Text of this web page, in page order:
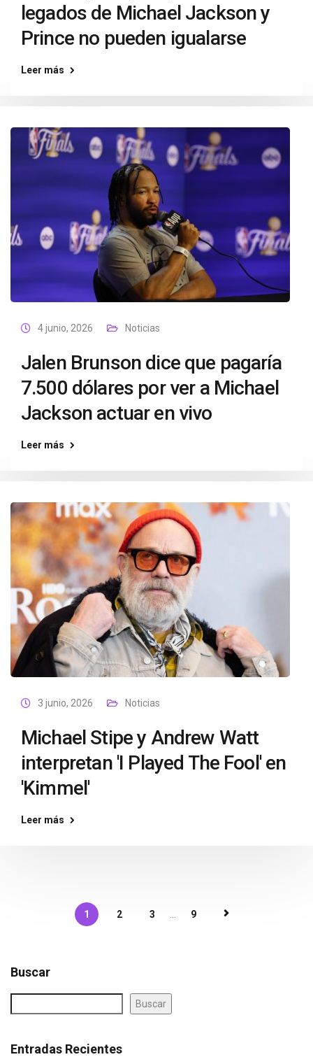
legados de Michael Jackson y
Prince no pueden igualarse
Leer más
4 junio, 2026 Noticias
Jalen Brunson dice que pagaría
7.500 dólares por ver a Michael
Jackson actuar en vivo
Leer más
3 junio, 2026 Noticias
Michael Stipe y Andrew Watt
interpretan 'I Played The Fool' en
'Kimmel'
Leer más
1 2 3 9
Buscar
Buscar
Entradas Recientes